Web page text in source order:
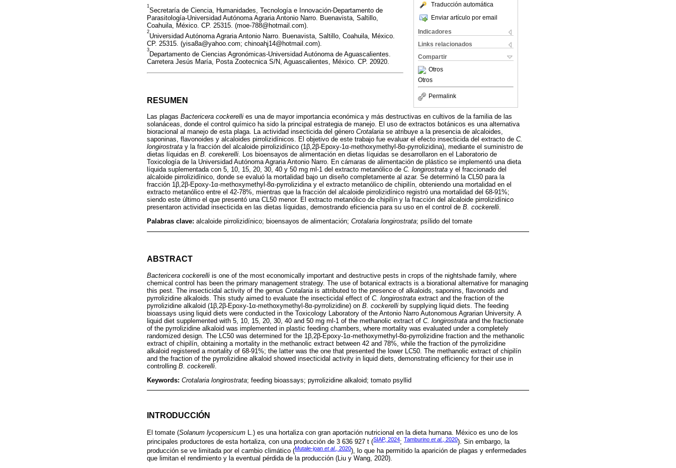
Traducción automática
Enviar artículo por email
Indicadores
Links relacionados
Compartir
Otros
Otros
Permalink
1
Secretaría de Ciencia, Humanidades, Tecnología e Innovación-Departamento de
Parasitología-Universidad Autónoma Agraria Antonio Narro. Buenavista, Saltillo,
Coahuila, México. CP. 25315. (moe-788@hotmail.com).
2
Universidad Autónoma Agraria Antonio Narro. Buenavista, Saltillo, Coahuila, México.
CP. 25315. (yisa8a@yahoo.com; chinoahj14@hotmail.com).
3
Departamento de Ciencias Agronómicas-Universidad Autónoma de Aguascalientes.
Carretera Jesús María, Posta Zootecnica S/N, Aguascalientes, México. CP. 20920.
RESUMEN
Las plagas Bactericera cockerelli es una de mayor importancia económica y más destructivas en cultivos de la familia de las
solanáceas, donde el control químico ha sido la principal estrategia de manejo. El uso de extractos botánicos es una alternativa
bioracional al manejo de esta plaga. La actividad insecticida del género Crotalaria se atribuye a la presencia de alcaloides,
saponinas, flavonoides y alcaloides pirrolizidínicos. El objetivo de este trabajo fue evaluar el efecto insecticida del extracto de C.
longirostrata y la fracción del alcaloide pirrolizidínico (1β,2β-Epoxy-1α-methoxymethyl-8α-pyrrolizidina), mediante el suministro de
dietas líquidas en B. corekerelli. Los bioensayos de alimentación en dietas líquidas se desarrollaron en el Laboratorio de
Toxicología de la Universidad Autónoma Agraria Antonio Narro. En cámaras de alimentación de plástico se implementó una dieta
líquida suplementada con 5, 10, 15, 20, 30, 40 y 50 mg ml-1 del extracto metanólico de C. longirostrata y el fraccionado del
alcaloide pirrolizidínico, donde se evaluó la mortalidad bajo un diseño completamente al azar. Se determinó la CL50 para la
fracción 1β,2β-Epoxy-1α-methoxymethyl-8α-pyrrolizidina y el extracto metanólico de chipilín, obteniendo una mortalidad en el
extracto metanólico entre el 42-78%, mientras que la fracción del alcaloide pirrolizidínico registró una mortalidad del 68-91%;
siendo este último el que presentó una CL50 menor. El extracto metanólico de chipilín y la fracción del alcaloide pirrolizidínico
presentaron actividad insecticida en las dietas líquidas, demostrando eficiencia para su uso en el control de B. cockerelli.
Palabras clave: alcaloide pirrolizidínico; bioensayos de alimentación; Crotalaria longirostrata; psílido del tomate
ABSTRACT
Bactericera cockerelli is one of the most economically important and destructive pests in crops of the nightshade family, where
chemical control has been the primary management strategy. The use of botanical extracts is a biorational alternative for managing
this pest. The insecticidal activity of the genus Crotalaria is attributed to the presence of alkaloids, saponins, flavonoids and
pyrrolizidine alkaloids. This study aimed to evaluate the insecticidal effect of C. longirostrata extract and the fraction of the
pyrrolizidine alkaloid (1β,2β-Epoxy-1α-methoxymethyl-8α-pyrrolizidine) on B. cockerelli by supplying liquid diets. The feeding
bioassays using liquid diets were conducted in the Toxicology Laboratory of the Antonio Narro Autonomous Agrarian University. A
liquid diet supplemented with 5, 10, 15, 20, 30, 40 and 50 mg ml-1 of the methanolic extract of C. longirostrata and the fractionate
of the pyrrolizidine alkaloid was implemented in plastic feeding chambers, where mortality was evaluated under a completely
randomized design. The LC50 was determined for the 1β,2β-Epoxy-1α-methoxymethyl-8α-pyrrolizidine fraction and the methanolic
extract of chipilín, obtaining a mortality in the methanolic extract between 42 and 78%, while the fraction of the pyrrolizidine
alkaloid registered a mortality of 68-91%; the latter was the one that presented the lower LC50. The methanolic extract of chipilín
and the fraction of the pyrrolizidine alkaloid showed insecticidal activity in liquid diets, demonstrating efficiency for their use in
controlling B. cockerelli
Keywords: Crotalaria longirostrata; feeding bioassays; pyrrolizidine alkaloid; tomato psyllid
INTRODUCCIÓN
El tomate (Solanum lycopersicum L.) es una hortaliza con gran aportación nutricional en la dieta humana. México es uno de los
principales productores de esta hortaliza, con una producción de 3 636 927 t (SIAP, 2024; Tamburino et al., 2020). Sin embargo, la
producción se ve limitada por el cambio climático (Mutale-joan et al., 2020), lo que ha permitido la aparición de plagas y enfermedades
que limitan el rendimiento y la eventual pérdida de la producción (Liu y Wang, 2020).